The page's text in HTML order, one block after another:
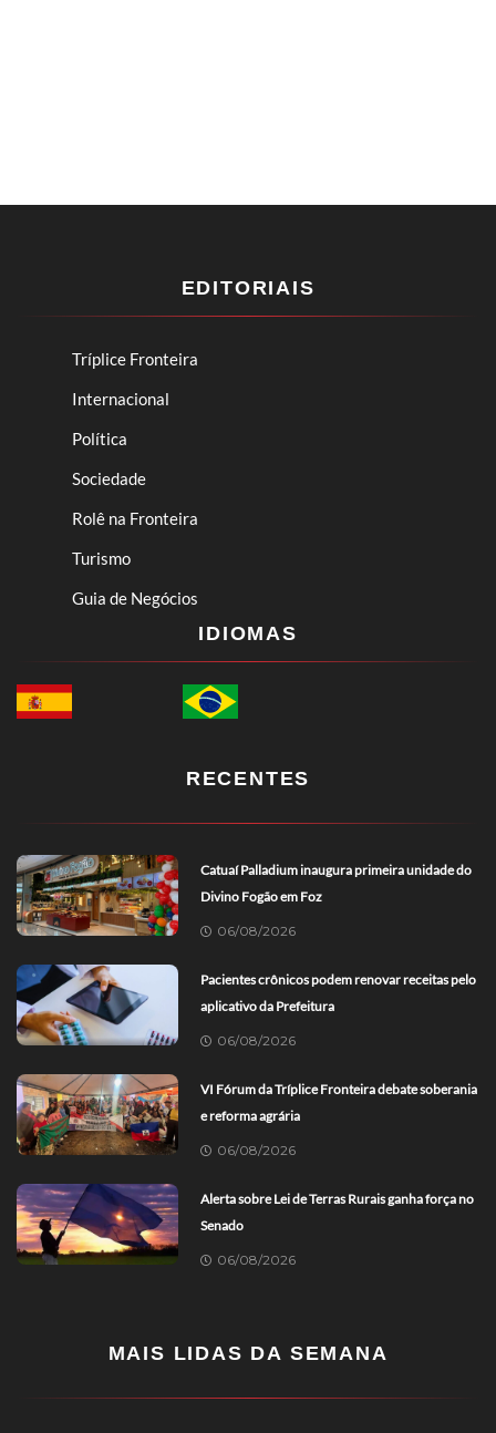
EDITORIAIS
Tríplice Fronteira
Internacional
Política
Sociedade
Rolê na Fronteira
Turismo
Guia de Negócios
IDIOMAS
RECENTES
Catuaí Palladium inaugura primeira unidade do
Divino Fogão em Foz
06/08/2026
Pacientes crônicos podem renovar receitas pelo
aplicativo da Prefeitura
06/08/2026
VI Fórum da Tríplice Fronteira debate soberania
e reforma agrária
06/08/2026
Alerta sobre Lei de Terras Rurais ganha força no
Senado
06/08/2026
MAIS LIDAS DA SEMANA